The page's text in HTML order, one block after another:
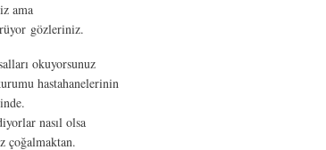
ama
gözleriniz.
okuyorsunuz
hastahanelerinin
nasıl olsa
çoğalmaktan.